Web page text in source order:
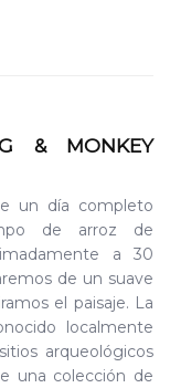
& MONKEY
un día completo
de arroz de
a 30
de un suave
el paisaje. La
localmente
arqueológicos
una colección de